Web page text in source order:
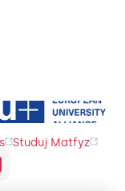
Studuj Matfyz